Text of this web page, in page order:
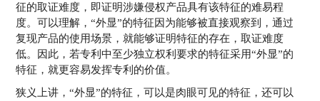
征的取证难度，即证明涉嫌侵权产品具有该特征的难易程
度。可以理解，“外显”的特征因为能够被直接观察到，通过
复现产品的使用场景，就能够证明特征的存在，取证难度
低。因此，若专利中至少独立权利要求的特征采用“外显”的
特征，就更容易发挥专利的价值。
狭义上讲，“外显”的特征，可以是肉眼可见的特征，还可以